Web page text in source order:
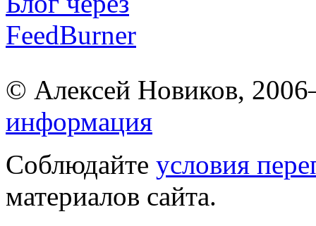
© Алексей Новиков,
информация
Соблюдайте условия
материалов сайта.